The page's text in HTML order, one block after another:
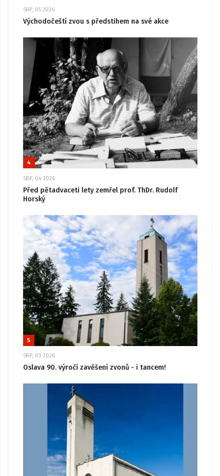
SRP, 05 2026
Východočeští zvou s předstihem na své akce
4
SRP, 04 2026
Před pětadvaceti lety zemřel prof. ThDr. Rudolf
Horský
5
SRP, 03 2026
Oslava 90. výročí zavěšení zvonů - i tancem!